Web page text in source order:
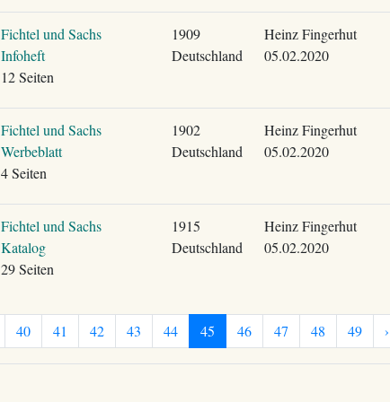
Fichtel und Sachs
Infoheft
12 Seiten
1909
Deutschland
Heinz Fingerhut
05.02.2020
Fichtel und Sachs
Werbeblatt
4 Seiten
1902
Deutschland
Heinz Fingerhut
05.02.2020
Fichtel und Sachs
Katalog
29 Seiten
1915
Deutschland
Heinz Fingerhut
05.02.2020
40 41 42 43 44 45 46 47 48 49 ›